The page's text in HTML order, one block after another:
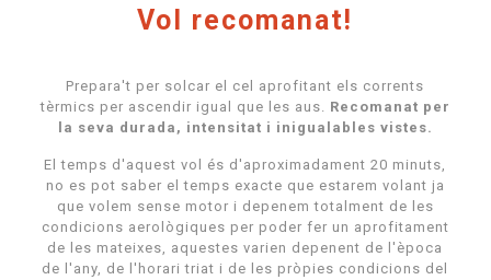
Vol recomanat!
Prepara't per solcar el cel aprofitant els corrents
tèrmics per ascendir igual que les aus. Recomanat per
la seva durada, intensitat i inigualables vistes.
El temps d'aquest vol és d'aproximadament 20 minuts,
no es pot saber el temps exacte que estarem volant ja
que volem sense motor i depenem totalment de les
condicions aerològiques per poder fer un aprofitament
de les mateixes, aquestes varien depenent de l'època
de l'any, de l'horari triat i de les pròpies condicions del